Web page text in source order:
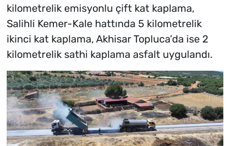
kilometrelik emisyonlu çift kat kaplama,
Salihli Kemer-Kale hattında 5 kilometrelik
ikinci kat kaplama, Akhisar Topluca’da ise 2
kilometrelik sathi kaplama asfalt uygulandı.